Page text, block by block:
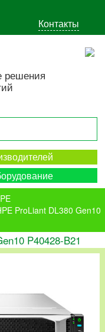
Контакты
решения
ProLiant DL380 Gen10
P40428-B21